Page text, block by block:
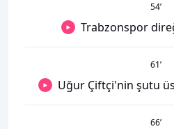
54’
Trabzonspor
61’
Uğur Çiftçi'nin şutu
66’